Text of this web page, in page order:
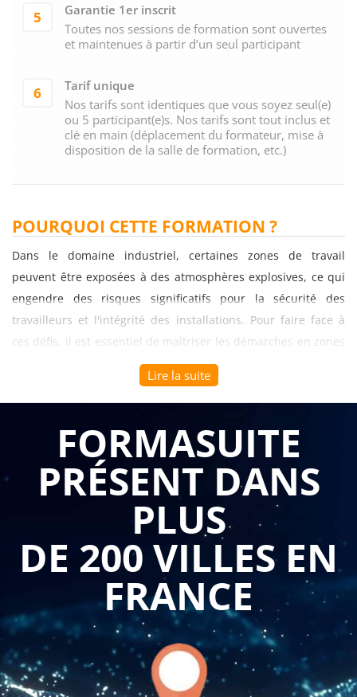
5
Garantie 1er inscrit
Toutes nos sessions de formation sont ouvertes
et maintenues à partir d’un seul participant
6
Tarif unique
Nos tarifs sont identiques que vous soyez seul(e)
ou 5 participant(e)s. Nos tarifs sont tout inclus et
clé en main (déplacement du formateur, mise à
disposition de la salle de formation, etc.)
POURQUOI CETTE FORMATION ?
Dans le domaine industriel, certaines zones de travail
peuvent être exposées à des atmosphères explosives, ce qui
engendre des risques significatifs pour la sécurité des
travailleurs et l'intégrité des installations. Pour faire face à
ces défis, il est essentiel de maîtriser les démarches en zones
d'atmosphères explosives, ce qui peut être accompli grâce à
une formation spécialisée adaptée au public B to B.
d'atmosphères explosives offre de nombreux avantages aux
entreprises du secteur industriel. Tout d'abord, elle permet
aux professionnels de comprendre les concepts
fondamentaux liés aux atmosphères explosives, notamment
les caractéristiques des substances inflammables, les sources
d'allumage et les zones à risque. Cette compréhension
approfondie des principes de base est cruciale pour identifier
et évaluer les dangers potentiels, ainsi que pour mettre en
place des mesures préventives adéquates.
De plus, la formation permet aux professionnels B to B de se
familiariser avec les réglementations et les normes
Lire la suite
FORMASUITE
PRÉSENT DANS
PLUS
DE 200 VILLES EN
FRANCE